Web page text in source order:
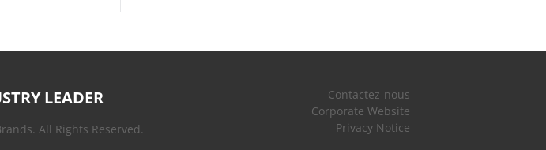
LEADER
All Rights Reserved.
Contactez-nous
Corporate Website
Privacy Notice